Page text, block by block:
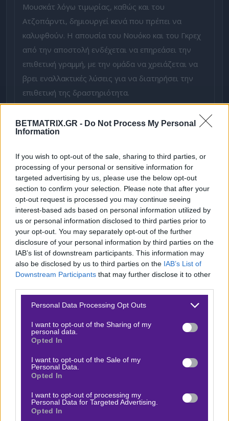
BETMATRIX.GR - Do Not Process My Personal
Information
If you wish to opt-out of the sale, sharing to third parties, or
processing of your personal or sensitive information for
targeted advertising by us, please use the below opt-out
section to confirm your selection. Please note that after your
opt-out request is processed you may continue seeing
interest-based ads based on personal information utilized by
us or personal information disclosed to third parties prior to
your opt-out. You may separately opt-out of the further
disclosure of your personal information by third parties on the
IAB’s list of downstream participants. This information may
also be disclosed by us to third parties on the IAB’s List of
Downstream Participants that may further disclose it to other
Please note that this website/app uses one or more Google
not limited to your visit or usage behaviour. You may click to
grant or deny consent to Google and its third-party tags to
use your data for below specified purposes in below Google
consent section.
Personal Data Processing Opt Outs
I want to opt-out of the Sharing of my
personal data.
Opted In
I want to opt-out of the Sale of my
Personal Data.
Opted In
I want to opt-out of processing my
Personal Data for Targeted Advertising.
Opted In
Μουσκάτ λόγω τιμωρίας, καθώς και του
Ατζοπάρντι, δημιουργεί κενά που πρέπει να
καλυφθούν. Η απουσία του Νουόκο και του Γκρεχ
από την αποστολή ενδέχεται να επηρεάσει την
επιθετική γραμμή, με την ομάδα να χρειάζεται να
βρει εναλλακτικές λύσεις για να διατηρήσει την
επιθετική της δραστηριότητα.
Η Μάλτα έχει δείξει σημάδια βελτίωσης, αλλά η
έλλειψη σταθερότητας και η αδυναμία να
διατηρήσει το προβάδισμα σε κρίσιμες στιγμές
αντιμετωπιστούν. Η αναμέτρηση με τη Βοσνία θα
αποτελέσει μια ευκαιρία για τη Μάλτα να δοκιμάσει
νέες στρατηγικές και να ενισχύσει την
αυτοπεποίθησή της ενόψει των επόμενων
αγωνιστικών υποχρεώσεων.
ΟΛΛΑΝΔΙΑ
Ρεπορτάζ
Κούμαν, έχει εδραιώσει τη θέση της στην κορυφή
του ομίλου, έχοντας συγκεντρώσει κρίσιμους
βαθμούς τον Σεπτέμβριο. Η ισοπαλία με την
Πολωνία και η νίκη επί της Λιθουανίας ανέδειξαν
να ανταποκρίνεται σε απαιτητικά παιχνίδια. Παρά
το γεγονός ότι η Ολλανδία προηγήθηκε 2-0 στο